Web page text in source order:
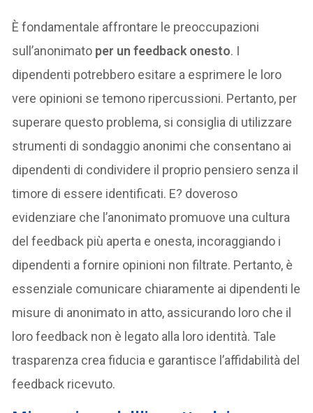
È fondamentale affrontare le preoccupazioni
sull’anonimato per un feedback onesto. I
dipendenti potrebbero esitare a esprimere le loro
vere opinioni se temono ripercussioni. Pertanto, per
superare questo problema, si consiglia di utilizzare
strumenti di sondaggio anonimi che consentano ai
dipendenti di condividere il proprio pensiero senza il
timore di essere identificati. E? doveroso
evidenziare che l’anonimato promuove una cultura
del feedback più aperta e onesta, incoraggiando i
dipendenti a fornire opinioni non filtrate. Pertanto, è
essenziale comunicare chiaramente ai dipendenti le
misure di anonimato in atto, assicurando loro che il
loro feedback non è legato alla loro identità. Tale
trasparenza crea fiducia e garantisce l’affidabilità del
feedback ricevuto.